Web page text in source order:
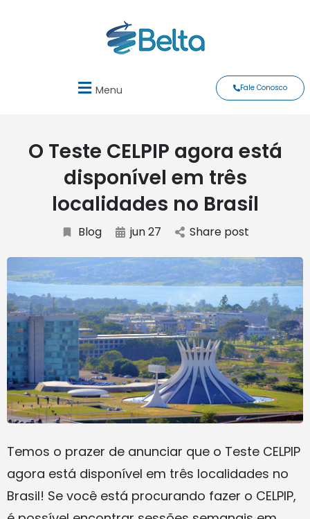
Menu Fale Conosco
O Teste CELPIP agora está
disponível em três
localidades no Brasil
Blog jun 27 Share post
Temos o prazer de anunciar que o Teste CELPIP
agora está disponível em três localidades no
Brasil! Se você está procurando fazer o CELPIP,